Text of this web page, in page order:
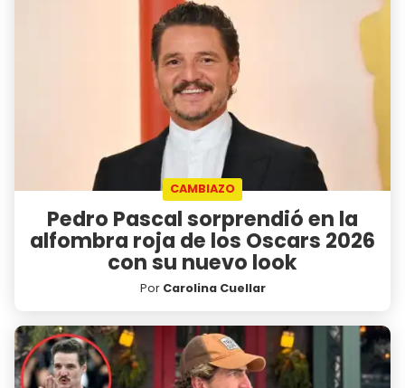
CAMBIAZO
Pedro Pascal sorprendió en la
alfombra roja de los Oscars 2026
con su nuevo look
Por Carolina Cuellar